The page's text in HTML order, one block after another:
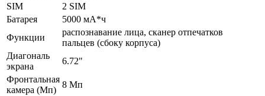
SIM
2 SIM
Батарея
5000 мА*ч
Функции
распознавание лица, сканер отпечатков
пальцев (сбоку корпуса)
Диагональ
экрана
6.72"
Фронтальная
камера (Мп)
8 Мп